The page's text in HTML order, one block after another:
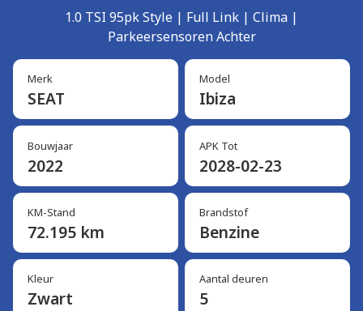
1.0 TSI 95pk Style | Full Link | Clima |
Parkeersensoren Achter
Merk
SEAT
Model
Ibiza
Bouwjaar
2022
APK Tot
2028-02-23
KM-Stand
72.195 km
Brandstof
Benzine
Kleur
Zwart
Aantal deuren
5